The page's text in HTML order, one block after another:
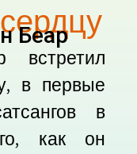
Беар
в первые
в
как он